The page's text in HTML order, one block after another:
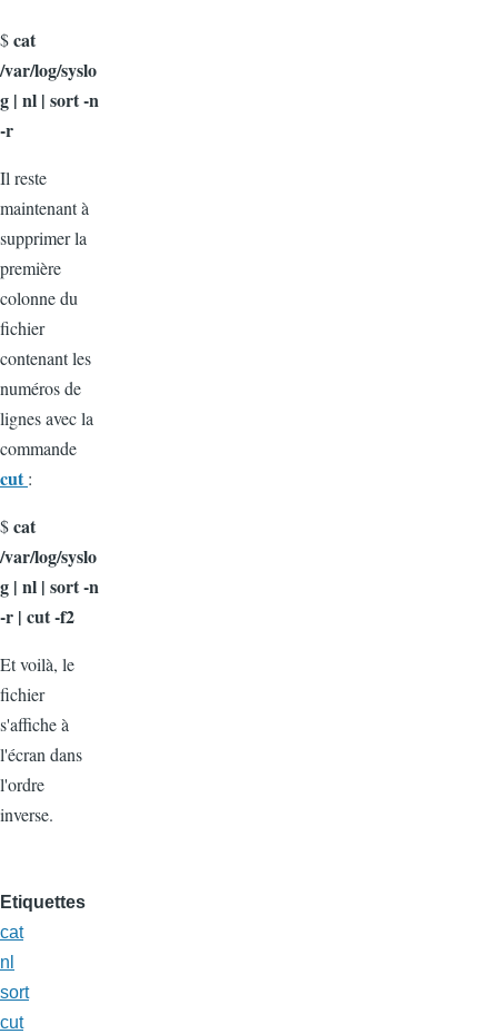
$cat
/var/log/syslo
g | nl | sort -n
-r
Il reste
maintenant à
supprimer la
première
colonne du
fichier
contenant les
numéros de
lignes avec la
commande
cut:
$cat
/var/log/syslo
g | nl | sort -n
-r | cut -f2
Et voilà, le
fichier
s'affiche à
l'écran dans
l'ordre
inverse.
Etiquettes
cat
nl
sort
cut